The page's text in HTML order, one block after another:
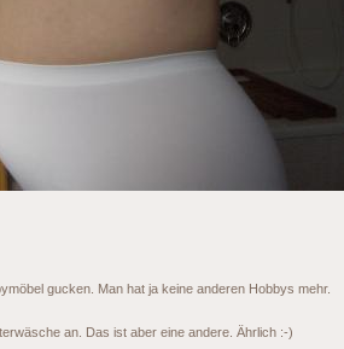
gucken. Man hat ja keine anderen Hobbys mehr.
an. Das ist aber eine andere. Ährlich :-)